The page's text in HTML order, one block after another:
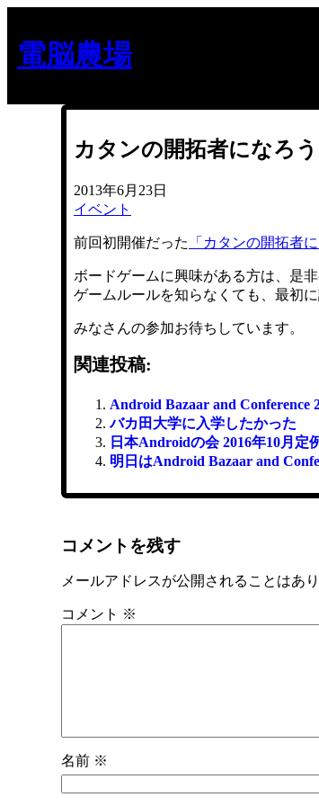
を
ス
ッ
電脳農場
カタンの開拓者になろ
2013年6月23日
イベント
前回初開催だった 「カタンの開拓者
ボードゲームに興味がある方は、是
ゲームルールを知らなくても、最初
みなさんの参加お待ちしています。
関連投稿:
Android Bazaar and Conference
バカ田大学に入学したかった
日本Androidの会 2016年10月定
明日はAndroid Bazaar and
コメントを残す
メールアドレスが公開されることはあり
コメント ※
名前 ※